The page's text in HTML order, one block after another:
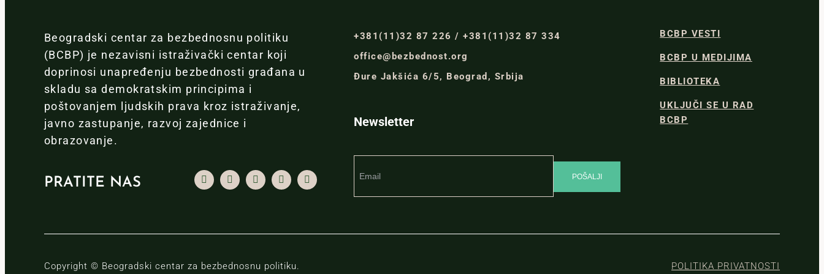
Beogradski centar za bezbednosnu politiku
(BCBP) je nezavisni istraživački centar koji
doprinosi unapređenju bezbednosti građana u
skladu sa demokratskim principima i
poštovanjem ljudskih prava kroz istraživanje,
javno zastupanje, razvoj zajednice i
obrazovanje.
PRATITE NAS
+381(11)32 87 226 / +381(11)32 87 334
office@bezbednost.org
Đure Jakšića 6/5, Beograd, Srbija
Newsletter
BCBP VESTI
BCBP U MEDIJIMA
BIBLIOTEKA
UKLJUČI SE U RAD
BCBP
Copyright © Beogradski centar za bezbednosnu politiku. POLITIKA PRIVATNOSTI